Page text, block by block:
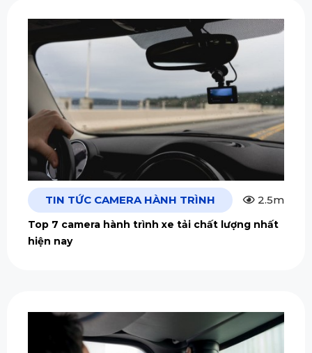
TIN TỨC CAMERA HÀNH TRÌNH 2.5m
Top 7 camera hành trình xe tải chất lượng nhất
hiện nay